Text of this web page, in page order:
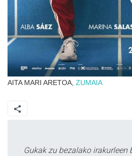
AITA MARI ARETOA, ZUMAIA
Gukak zu bezalako irakurleen